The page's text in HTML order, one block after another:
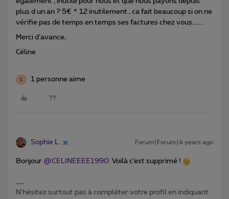
plus d un an ? 5€ * 12 inutilement , ca fait beaucoup si on ne
vérifie pas de temps en temps ses factures chez vous…….
Merci d’avance,
Céline
C 1 personne aime
Sophie L. Forum|Forum|4 years ago
Bonjour @CELINEEEE1990 Voilà c’est supprimé !
N'hésitez surtout pas à compléter votre profil en indiquant